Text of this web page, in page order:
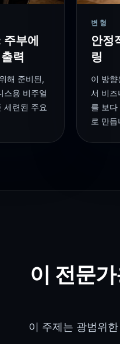
주부에
력
해 준비된,
스용 비주얼
세련된 주요
변형
안정
링
이 방
서 비즈
를 보
로 만듭
이 전문
이 주제는 광범위